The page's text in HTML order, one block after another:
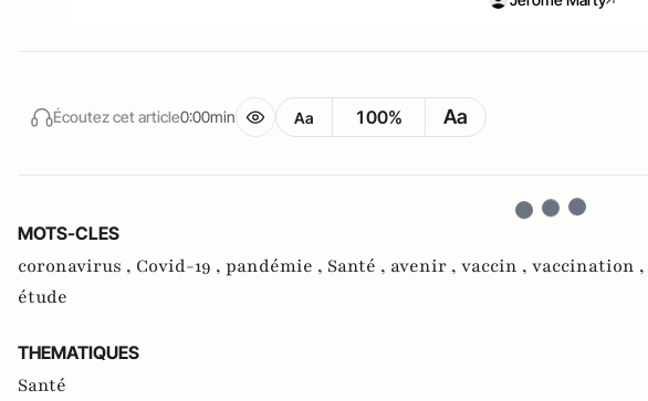
Écoutez cet article0:00min Aa 100% Aa
MOTS-CLES
coronavirus , Covid-19 , pandémie , Santé , avenir , vaccin , vaccination ,
étude
THEMATIQUES
Santé